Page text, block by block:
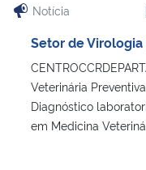
Secretaria de Governo
Gabinete de Segurança
Notícia
Setor de Virologia
Veterinária
Diagnóstico
em Medicina